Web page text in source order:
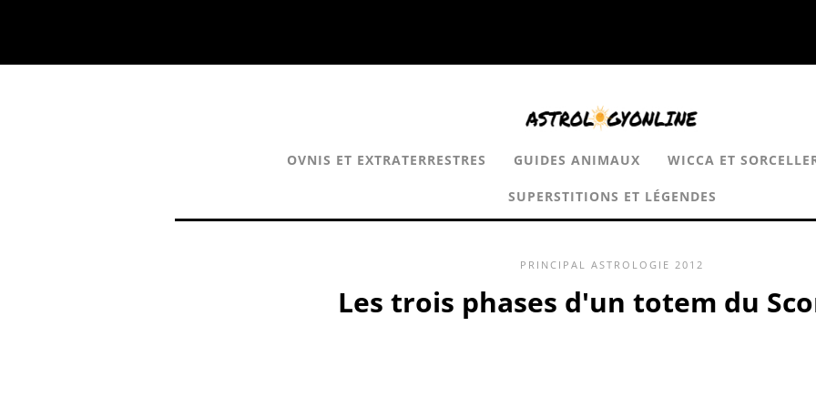
OVNIS ET EXTRATERRESTRES GUIDES ANIMAUX WICCA ET
SUPERSTITIONS ET LÉGENDES
PRINCIPAL ASTROLOGIE 2012
Les trois phases d'un totem du